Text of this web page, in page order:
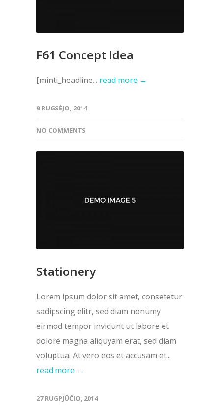
F61 Concept Idea
[minti_headline... read more →
9 RUGSĖJO, 2014
NO COMMENTS
Stationery
Lorem ipsum dolor sit amet, consetetur
sadipscing elitr, sed diam nonumy
eirmod tempor invidunt ut labore et
dolore magna aliquyam erat, sed diam
voluptua. At vero eos et accusam et...
read more →
27 RUGPJŪČIO, 2014